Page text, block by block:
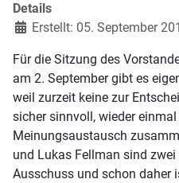
Details
Erstellt: 05. September
Für die Sitzung des
am 2. September gibt es
weil zurzeit keine zur
sicher sinnvoll, wieder
Meinungsaustausch
und Lukas Fellman sind
Ausschuss und schon daher